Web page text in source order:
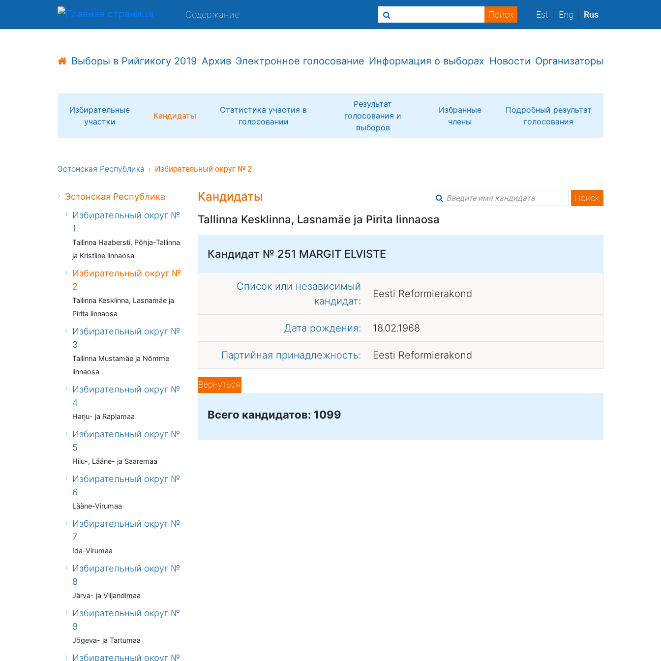
Содержание Est Eng Rus
Выборы в Рийгикогу 2019 Архив Электронное голосование Информация о выборах Новости Организаторы
Избирательные
участки
Кандидаты
Статистика участия в
голосовании
Результат
голосования и
выборов
Избранные
члены
Подробный результат
голосования
Эстонская Республика Избирательный округ № 2
Эстонская Республика
Избирательный округ №
1
Tallinna Haabersti, Põhja-Tallinna
ja Kristiine linnaosa
Избирательный округ №
2
Tallinna Kesklinna, Lasnamäe ja
Pirita linnaosa
Избирательный округ №
3
Tallinna Mustamäe ja Nõmme
linnaosa
Избирательный округ №
4
Harju- ja Raplamaa
Избирательный округ №
5
Hiiu-, Lääne- ja Saaremaa
Избирательный округ №
6
Lääne-Virumaa
Избирательный округ №
7
Ida-Virumaa
Избирательный округ №
8
Järva- ja Viljandimaa
Избирательный округ №
9
Jõgeva- ja Tartumaa
Избирательный округ №
Кандидаты Поиск
Tallinna Kesklinna, Lasnamäe ja Pirita linnaosa
Кандидат № 251 MARGIT ELVISTE
Список или независимый
кандидат:
Eesti Reformierakond
Дата рождения: 18.02.1968
Партийная принадлежность: Eesti Reformierakond
Вернуться
Всего кандидатов: 1099